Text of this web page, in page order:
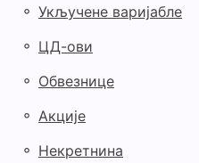
◦ Укључене варијабле
◦ ЦД-ови
◦ Обвезнице
◦ Акције
◦ Некретнина